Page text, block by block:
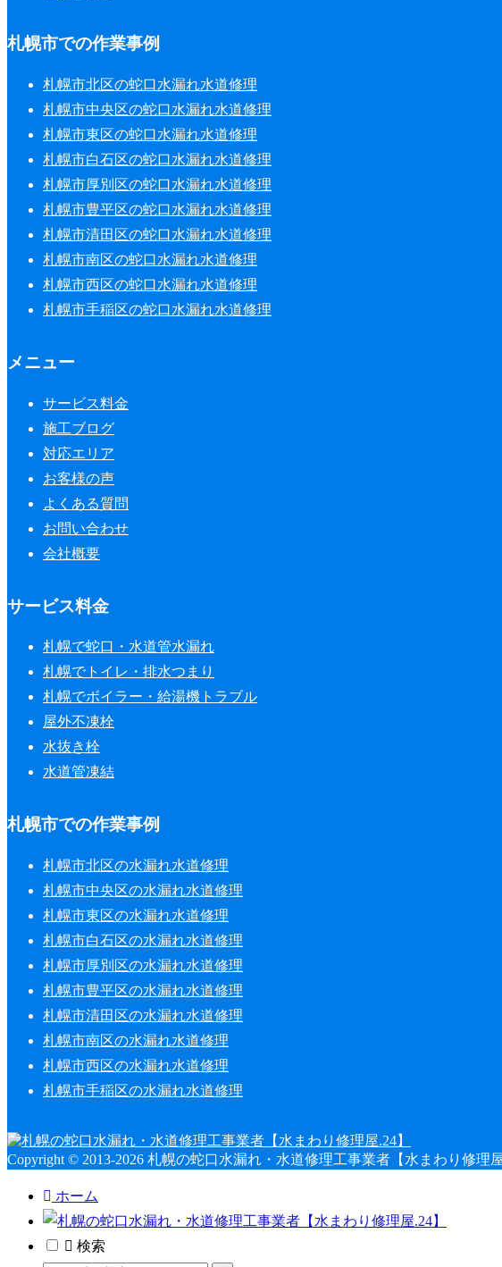
札幌市での作業事例
札幌市北区の蛇口水漏れ水道修理
札幌市中央区の蛇口水漏れ水道修理
札幌市東区の蛇口水漏れ水道修理
札幌市白石区の蛇口水漏れ水道修理
札幌市厚別区の蛇口水漏れ水道修理
札幌市豊平区の蛇口水漏れ水道修理
札幌市清田区の蛇口水漏れ水道修理
札幌市南区の蛇口水漏れ水道修理
札幌市西区の蛇口水漏れ水道修理
札幌市手稲区の蛇口水漏れ水道修理
メニュー
サービス料金
施工ブログ
対応エリア
お客様の声
よくある質問
お問い合わせ
会社概要
サービス料金
札幌で蛇口・水道管水漏れ
札幌でトイレ・排水つまり
札幌でボイラー・給湯機トラブル
屋外不凍栓
水抜き栓
水道管凍結
札幌市での作業事例
札幌市北区の水漏れ水道修理
札幌市中央区の水漏れ水道修理
札幌市東区の水漏れ水道修理
札幌市白石区の水漏れ水道修理
札幌市厚別区の水漏れ水道修理
札幌市豊平区の水漏れ水道修理
札幌市清田区の水漏れ水道修理
札幌市南区の水漏れ水道修理
札幌市西区の水漏れ水道修理
札幌市手稲区の水漏れ水道修理
Copyright © 2013-2026 札幌の蛇口水漏れ・水道修理工事業者【水まわり修理屋
ホーム
検索